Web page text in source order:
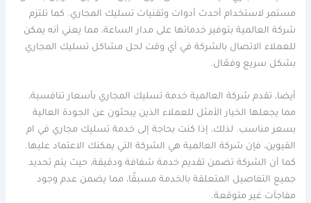
مستمر لاستخدام أحدث أدوات وتقنيات تسليك المجاري. كما تلتزم
شركة العالمية بتوفير خدماتها على مدار الساعة، مما يعني أنه يمكن
للعملاء الاتصال بالشركة في أي وقت لحل مشاكل تسليك المجاري
بشكل سريع وفعّال.
أيضا، تقدم شركة العالمية خدمة تسليك المجاري بأسعار تنافسية،
مما يجعلها الخيار الأمثل للعملاء الذين يبحثون عن الجودة العالية
بسعر مناسب. لذلك، إذا كنت بحاجة إلى خدمة تسليك مجاري في ام
القيوين، فإن شركة العالمية هي الشركة التي يمكنك الاعتماد عليها.
كما أن الشركة تضمن تقديم خدمة شفافة ودقيقة، حيث يتم تحديد
جميع التفاصيل المتعلقة بالخدمة مسبقًا، مما يضمن عدم وجود
مفاجآت غير متوقعة.